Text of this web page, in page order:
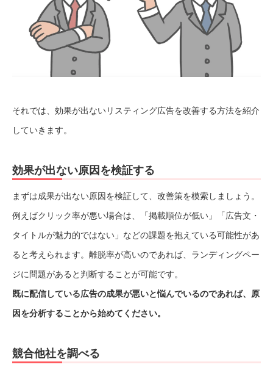
それでは、効果が出ないリスティング広告を改善する方法を紹介
していきます。
効果が出ない原因を検証する
まずは成果が出ない原因を検証して、改善策を模索しましょう。
例えばクリック率が悪い場合は、「掲載順位が低い」「広告文・
タイトルが魅力的ではない」などの課題を抱えている可能性があ
ると考えられます。離脱率が高いのであれば、ランディングペー
ジに問題があると判断することが可能です。
既に配信している広告の成果が悪いと悩んでいるのであれば、原
因を分析することから始めてください。
競合他社を調べる